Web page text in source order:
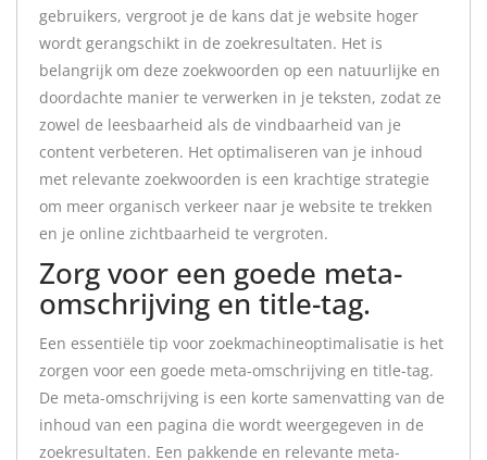
gebruikers, vergroot je de kans dat je website hoger
wordt gerangschikt in de zoekresultaten. Het is
belangrijk om deze zoekwoorden op een natuurlijke en
doordachte manier te verwerken in je teksten, zodat ze
zowel de leesbaarheid als de vindbaarheid van je
content verbeteren. Het optimaliseren van je inhoud
met relevante zoekwoorden is een krachtige strategie
om meer organisch verkeer naar je website te trekken
en je online zichtbaarheid te vergroten.
Zorg voor een goede meta-
omschrijving en title-tag.
Een essentiële tip voor zoekmachineoptimalisatie is het
zorgen voor een goede meta-omschrijving en title-tag.
De meta-omschrijving is een korte samenvatting van de
inhoud van een pagina die wordt weergegeven in de
zoekresultaten. Een pakkende en relevante meta-